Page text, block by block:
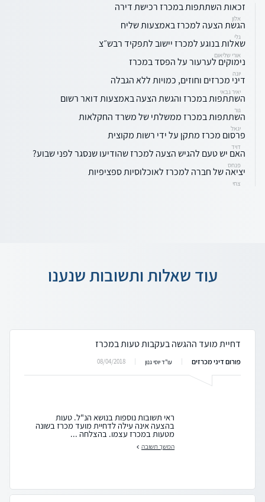
זכאות השתתפות במכרז רכישת דירה
אלון
הגשת הצעה למכרז באמצעות שליח
גלי
שאלות בנוגע למכרז יישוב לתפקיד רבש״צ
אורי שליאום
נימוקים לערעור על הפסד במכרז
יונה
דיני מכרזים וחוזים, כמויות ללא הגבלה
יאיר גבאי
השתתפות במכרז והגשת הצעה באמצעות דואר רשום
גור
השתתפות במכרז ממשלתי של משרד החקלאות
יגאל
פרסום מכרז מתקן על ידי רשות מקוצית
דויד
האם יש טעם להגיש הצעה למכרז שהודיעו שנסגר לפני שבוע?
פנחס
יציאה של חברה למכרז לאוכלוסיות ספציפיות
צחי
עוד שאלות ותשובות שנענו
דחיית מועד ההגשה בעקבות טעות במכרז
פורום דיני מכרזים עו"ד יוסי גנון 08/04/2018
ראי תשובות נוספות בנושא הנ"ל. טעות
בהצעה אינה עילה לדחיית מועד מכרז בשונה
מטעות במכרז עצמו. בהצלחה ...
המשך תשובה